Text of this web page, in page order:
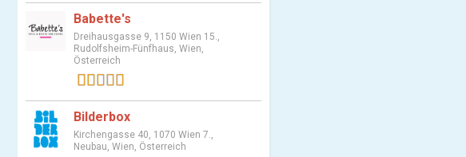
Babette's
Dreihausgasse 9, 1150 Wien 15.,
Rudolfsheim-Fünfhaus, Wien,
Österreich
Bilderbox
Kirchengasse 40, 1070 Wien 7.,
Neubau, Wien, Österreich